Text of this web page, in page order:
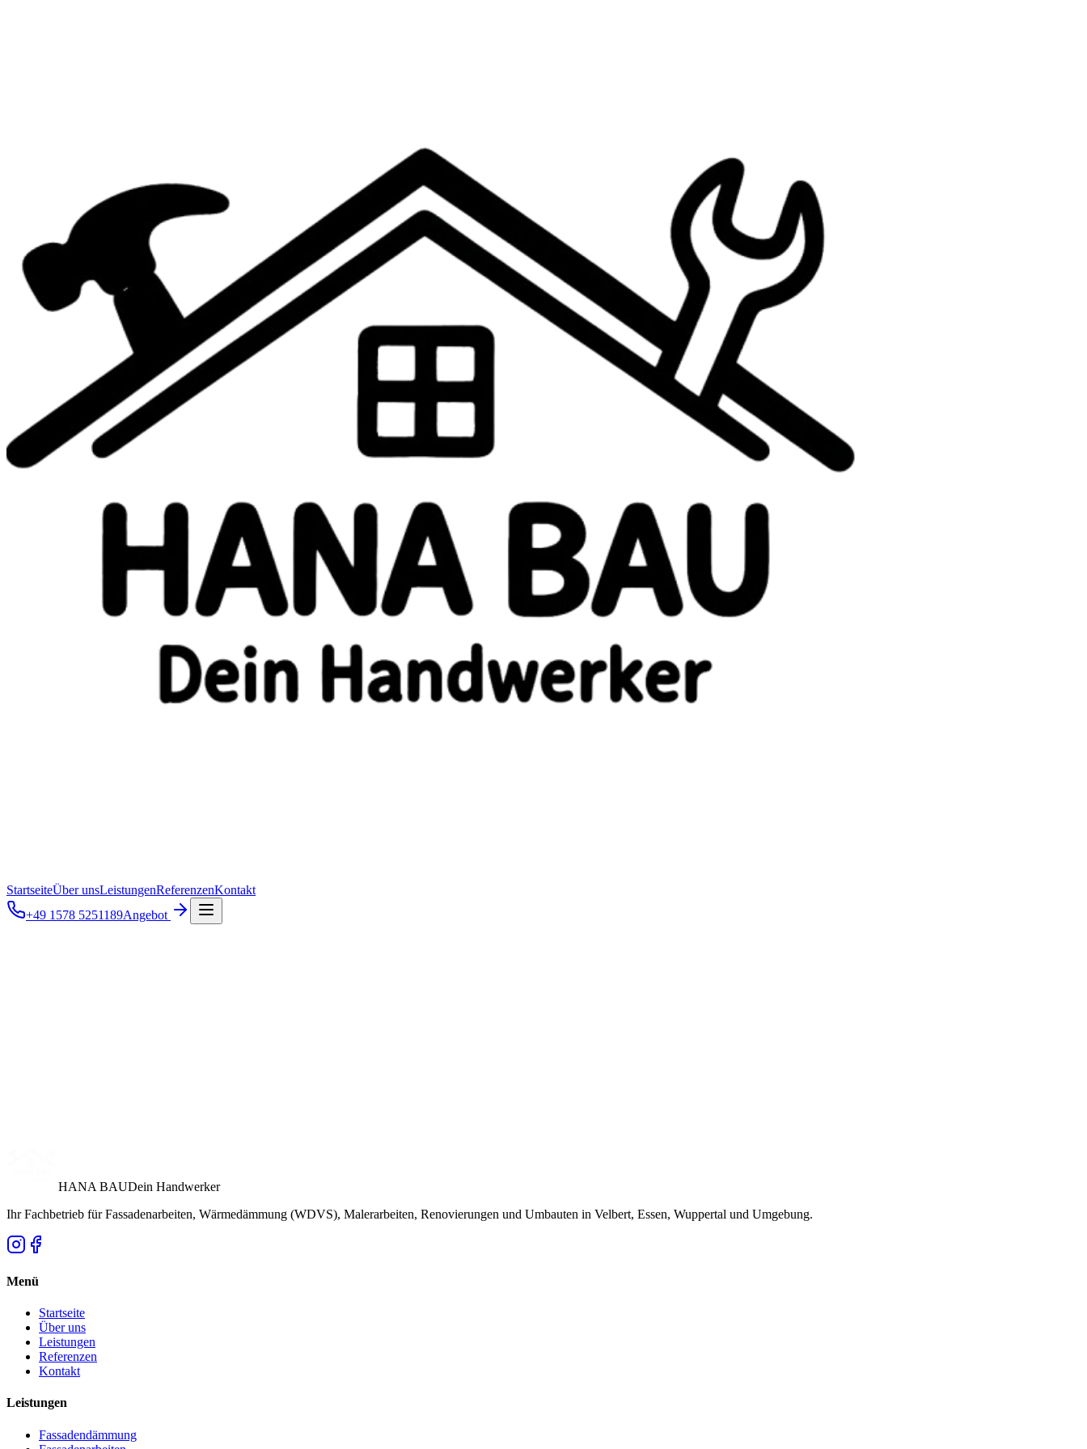
StartseiteÜber unsLeistungenReferenzenKontakt
+49 1578 5251189Angebot
HANA BAUDein Handwerker
Ihr Fachbetrieb für Fassadenarbeiten, Wärmedämmung (WDVS), Malerarbeiten, Renovierungen und Umbauten in Velbert, Essen, Wuppertal und Umgebung.
Menü
Startseite
Über uns
Leistungen
Referenzen
Kontakt
Leistungen
Fassadendämmung